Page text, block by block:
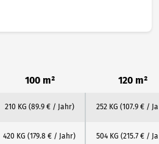
100 m² 120 m²
210 KG (89.9 € / Jahr) 252 KG (107.9 € /
420 KG (179.8 € / Jahr) 504 KG (215.7 € /